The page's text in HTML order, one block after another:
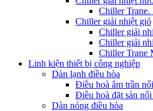
Chiller
Chiller giải nhiệt gió
Chiller giải
Chiller giải
Chiller Trane
Linh kiện thiết bị công nghiệp
Dàn lạnh điều hòa
Điều hoà âm trần
Điều hoà đặt sàn
Dàn nóng điều hòa